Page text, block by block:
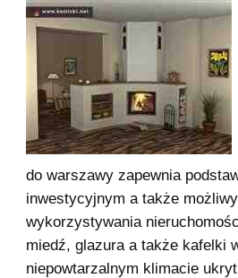
do warszawy zapewnia
inwestycyjnym a także
wykorzystywania
miedź, glazura a także kafelki
niepowtarzalnym klimacie